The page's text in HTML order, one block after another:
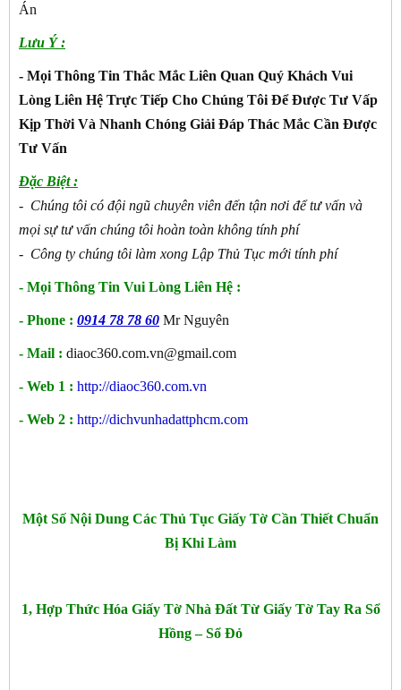
Án
Lưu Ý :
- Mọi Thông Tin Thắc Mắc Liên Quan Quý Khách Vui
Lòng Liên Hệ Trực Tiếp Cho Chúng Tôi Để Được Tư Vấp
Kịp Thời Và Nhanh Chóng Giải Đáp Thác Mắc Cần Được
Tư Vấn
Đặc Biệt :
- Chúng tôi có đội ngũ chuyên viên đến tận nơi để tư vấn và
mọi sự tư vấn chúng tôi hoàn toàn không tính phí
- Công ty chúng tôi làm xong Lập Thủ Tục mới tính phí
- Mọi Thông Tin Vui Lòng Liên Hệ :
- Phone : 0914 78 78 60 Mr Nguyên
- Mail : diaoc360.com.vn@gmail.com
- Web 1 : http://diaoc360.com.vn
- Web 2 : http://dichvunhadattphcm.com
Một Số Nội Dung Các Thủ Tục Giấy Tờ Cần Thiết Chuẩn
Bị Khi Làm
1, Hợp Thức Hóa Giấy Tờ Nhà Đất Từ Giấy Tờ Tay Ra Sổ
Hồng – Sổ Đỏ